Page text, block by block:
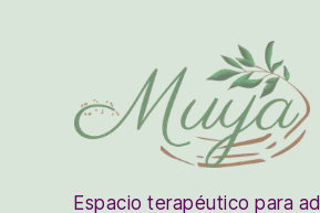
Espacio terapéutico para